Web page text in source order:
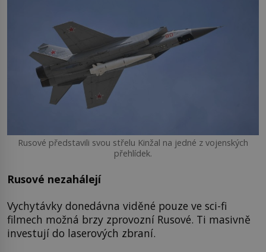
Rusové představili svou střelu Kinžal na jedné z vojenských
přehlídek.
Rusové nezahálejí
Vychytávky donedávna viděné pouze ve sci-fi
filmech možná brzy zprovozní Rusové. Ti masivně
investují do laserových zbraní.